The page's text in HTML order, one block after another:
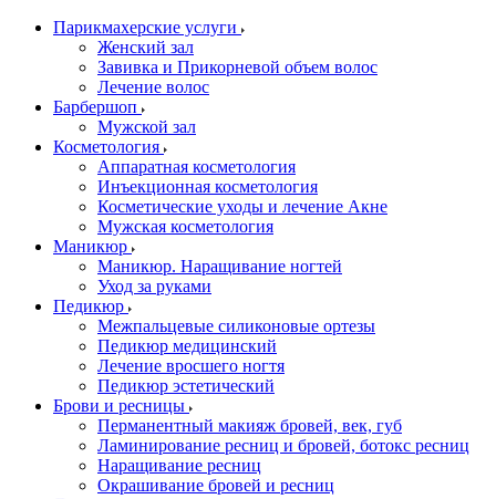
Парикмахерские услуги
Женский зал
Завивка и Прикорневой объем волос
Лечение волос
Барбершоп
Мужской зал
Косметология
Аппаратная косметология
Инъекционная косметология
Косметические уходы и лечение Акне
Мужская косметология
Маникюр
Маникюр. Наращивание ногтей
Уход за руками
Педикюр
Межпальцевые силиконовые ортезы
Педикюр медицинский
Лечение вросшего ногтя
Педикюр эстетический
Брови и ресницы
Перманентный макияж бровей, век, губ
Ламинирование ресниц и бровей, бoтoкс ресниц
Наращивание ресниц
Окрашивание бровей и ресниц